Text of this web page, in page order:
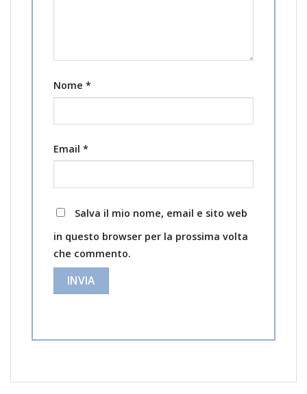
Nome *
Email *
Salva il mio nome, email e sito web
in questo browser per la prossima volta
che commento.